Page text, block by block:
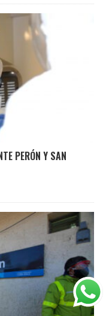
PERÓN Y SAN